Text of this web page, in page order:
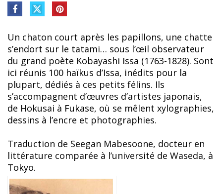
Un chaton court après les papillons, une chatte
s’endort sur le tatami… sous l’œil observateur
du grand poète Kobayashi Issa (1763-1828). Sont
ici réunis 100 haïkus d’Issa, inédits pour la
plupart, dédiés à ces petits félins. Ils
s’accompagnent d’œuvres d’artistes japonais,
de Hokusai à Fukase, où se mêlent xylographies,
dessins à l’encre et photographies.
Traduction de Seegan Mabesoone, docteur en
littérature comparée à l’université de Waseda, à
Tokyo.